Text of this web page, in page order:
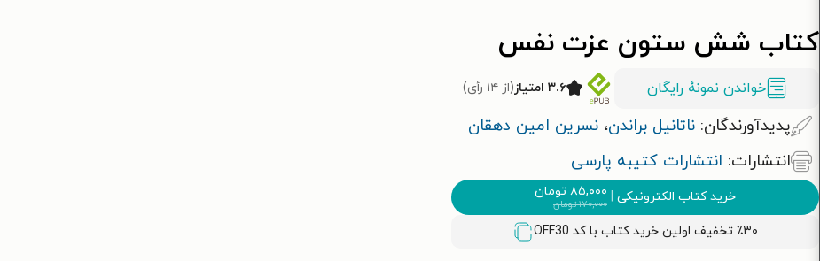
کتاب شش ستون عزت نفس
خواندن نمونۀ رایگان ۳.۶ امتیاز (از ۱۴ رأی)
پدیدآورندگان: ناتانیل براندن، نسرین امین دهقان
انتشارات: انتشارات کتیبه پارسی
خرید کتاب الکترونیکی ۸۵,۰۰۰ تومان
۱۷۰,۰۰۰تومان
٪۳۰ تخفیف اولین خرید کتاب با کد OFF30